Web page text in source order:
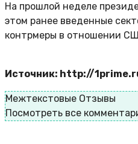
На прошлой неделе
этом ранее введенные
контрмеры в отношении
Источник: http://
Межтекстовые Отзывы
Посмотреть все